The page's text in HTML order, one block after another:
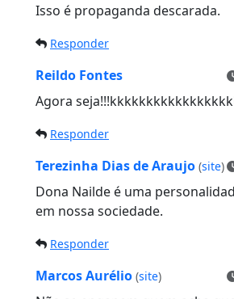
Isso é propaganda descarada.
Responder
Reildo Fontes
Agora
Responder
Terezinha Dias de Araujo (site)
Dona Nailde é uma
em nossa sociedade.
Responder
Marcos Aurélio (site)